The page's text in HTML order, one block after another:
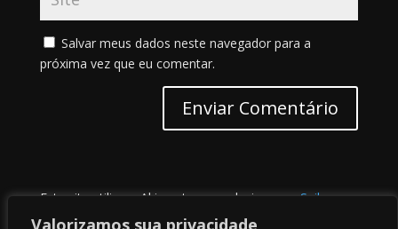
Valorizamos sua privacidade
Salvar meus dados neste navegador para a
próxima vez que eu comentar.
Este site utiliza o Akismet para reduzir spam.Saiba
como seus dados em comentários são processados